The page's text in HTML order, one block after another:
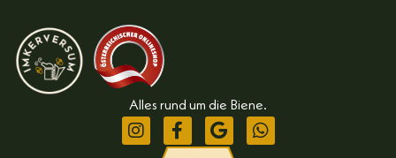
Alles rund um die Biene.